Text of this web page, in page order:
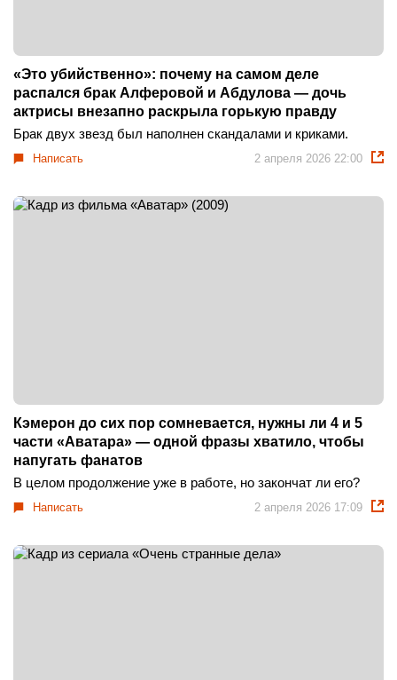
«Это убийственно»: почему на самом деле
распался брак Алферовой и Абдулова — дочь
актрисы внезапно раскрыла горькую правду
Брак двух звезд был наполнен скандалами и криками.
Написать 2 апреля 2026 22:00
Кэмерон до сих пор сомневается, нужны ли 4 и 5
части «Аватара» — одной фразы хватило, чтобы
напугать фанатов
В целом продолжение уже в работе, но закончат ли его?
Написать 2 апреля 2026 17:09